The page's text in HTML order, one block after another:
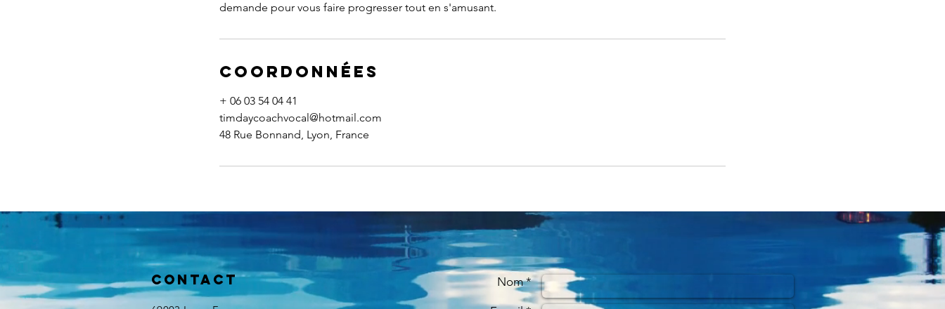
demande pour vous faire progresser tout en s'amusant.
Coordonnées
+ 06 03 54 04 41
timdaycoachvocal@hotmail.com
48 Rue Bonnand, Lyon, France
Contact Nom *